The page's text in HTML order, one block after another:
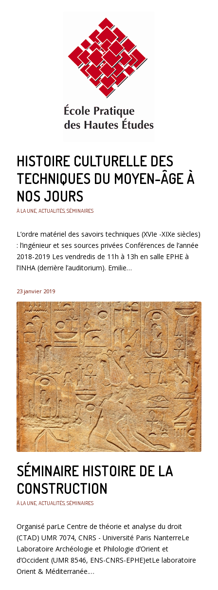
HISTOIRE CULTURELLE DES
TECHNIQUES DU MOYEN-ÂGE À
NOS JOURS
À LA UNE, ACTUALITÉS, SÉMINAIRES
L’ordre matériel des savoirs techniques (XVIe -XIXe siècles)
: l’ingénieur et ses sources privées Conférences de l’année
2018-2019 Les vendredis de 11h à 13h en salle EPHE à
l’INHA (derrière l’auditorium). Emilie…
23 janvier 2019
SÉMINAIRE HISTOIRE DE LA
CONSTRUCTION
À LA UNE, ACTUALITÉS, SÉMINAIRES
Organisé parLe Centre de théorie et analyse du droit
(CTAD) UMR 7074, CNRS - Université Paris NanterreLe
Laboratoire Archéologie et Philologie d’Orient et
d’Occident (UMR 8546, ENS-CNRS-EPHE)etLe laboratoire
Orient & Méditerranée.…